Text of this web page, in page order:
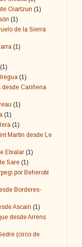
Oiartzun (1)
(1)
de la Sierra
(1)
(1)
(1)
desde Cariñena
(1)
(1)
(1)
Martin desde Le
Etxalar (1)
Sare (1)
por Beherobi
Borderes-
Ascain (1)
desde Arrens
(circo de